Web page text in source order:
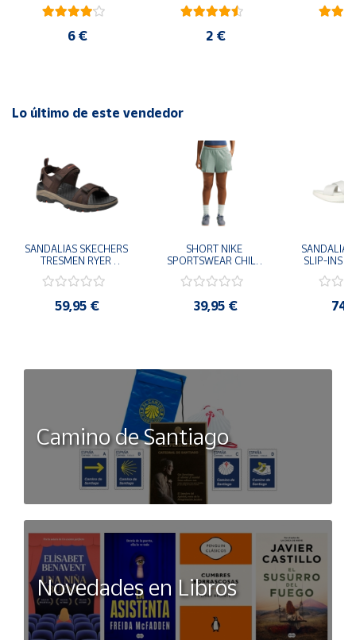
6 € 2 €
Lo último de este vendedor
SANDALIAS SKECHERS
TRESMEN RYER
205112-CHOC
COMODAS
59,95 €
SHORT NIKE
SPORTSWEAR CHILL
006 PANTALONES
39,95 €
SANDALIAS
SLIP-INS
Camino de Santiago
Novedades en Libros